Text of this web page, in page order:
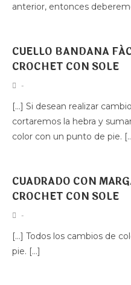
anterior, entonces
CUELLO BANDANA
CROCHET CON SOLE
-
[…] Si desean realizar
cortaremos la hebra y
color con un punto de pie.
CUADRADO CON
CROCHET CON SOLE
-
[…] Todos los cambios de
pie. […]